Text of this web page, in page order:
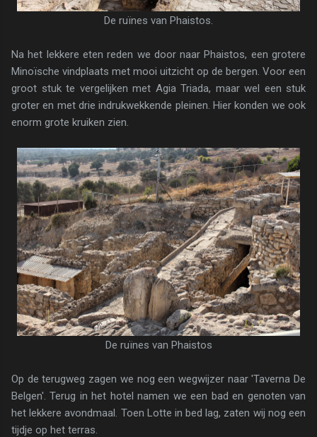
De ruïnes van Phaistos.
Na het lekkere eten reden we door naar Phaistos, een grotere
Minoïsche vindplaats met mooi uitzicht op de bergen. Voor een
groot stuk te vergelijken met Agia Triada, maar wel een stuk
groter en met drie indrukwekkende pleinen. Hier konden we ook
enorm grote kruiken zien.
De ruïnes van Phaistos
Op de terugweg zagen we nog een wegwijzer naar 'Taverna De
Belgen'. Terug in het hotel namen we een bad en genoten van
het lekkere avondmaal. Toen Lotte in bed lag, zaten wij nog een
tijdje op het terras.